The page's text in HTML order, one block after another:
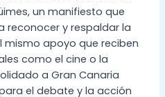
un manifiesto que
reconocer y respaldar la
apoyo que reciben
como el cine o la
a Gran Canaria
el debate y la acción